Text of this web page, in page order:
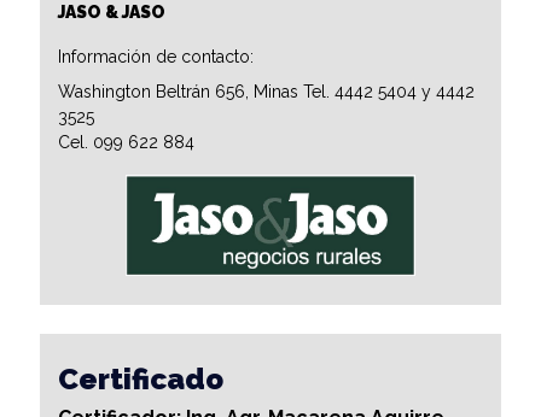
JASO & JASO
Información de contacto:
Washington Beltrán 656, Minas Tel. 4442 5404 y 4442
3525
Cel. 099 622 884
Certificado